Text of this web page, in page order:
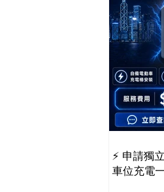
⚡️ 申請獨
車位充電